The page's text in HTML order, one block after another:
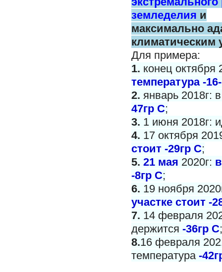
земледелия и
максимально
климатическим
Для примера:
1. конец октября
температура -
2. январь 2018г:
47гр С;
3. 1 июня 2018г:
4. 17 октября
стоит -29гр С;
5. 21 мая 2020г:
-8гр С;
6. 19 ноября
участке стоит -
7. 14 февраля
держится -36гр С;
8.16 февраля
температура -